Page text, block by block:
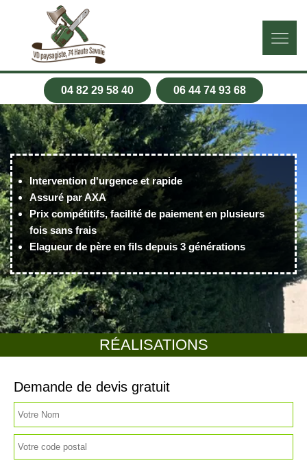
04 82 29 58 40 06 44 74 93 68
RÉALISATIONS
Intervention d'urgence et rapide
Assuré par AXA
Prix compétitifs, facilité de paiement en plusieurs
fois sans frais
Elagueur de père en fils depuis 3 générations
Demande de devis gratuit